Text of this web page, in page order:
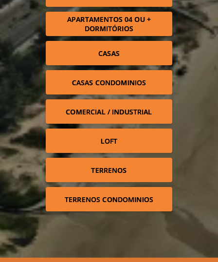
APARTAMENTOS 04 OU +
DORMITÓRIOS
CASAS
CASAS CONDOMINIOS
COMERCIAL / INDUSTRIAL
LOFT
TERRENOS
TERRENOS CONDOMINIOS